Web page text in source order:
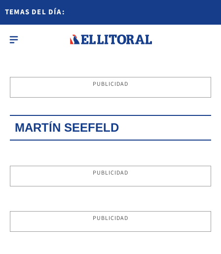
TEMAS DEL DÍA:
PUBLICIDAD
MARTÍN SEEFELD
PUBLICIDAD
PUBLICIDAD